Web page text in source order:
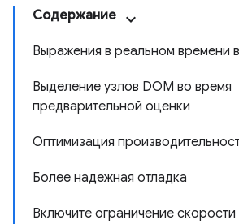
Содержание
Выражения в реальном времени
Выделение узлов DOM во время
предварительной оценки
Оптимизация
Более надежная отладка
Включите ограничение скорости